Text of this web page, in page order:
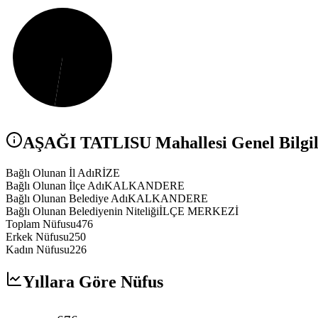
AŞAĞI TATLISU Mahallesi Genel
Bağlı Olunan İl AdıRİZE
Bağlı Olunan İlçe AdıKALKANDERE
Bağlı Olunan Belediye AdıKALKANDERE
Bağlı Olunan Belediyenin NiteliğiİLÇE MERKEZİ
Toplam Nüfusu476
Erkek Nüfusu250
Kadın Nüfusu226
Yıllara Göre Nüfus